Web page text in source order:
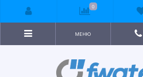
МЕНЮ
0